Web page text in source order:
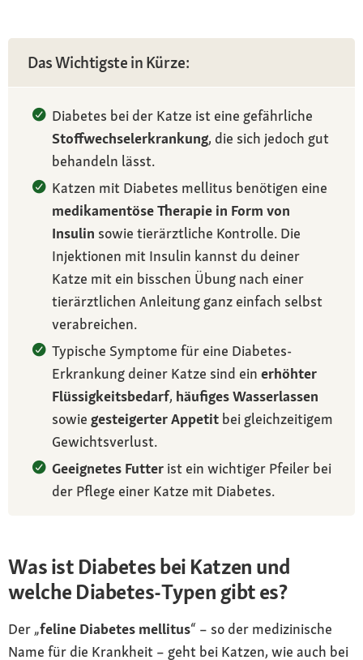
Das Wichtigste in Kürze:
Diabetes bei der Katze ist eine gefährliche
Stoffwechselerkrankung, die sich jedoch gut
behandeln lässt.
Katzen mit Diabetes mellitus benötigen eine
medikamentöse Therapie in Form von
Insulin sowie tierärztliche Kontrolle. Die
Injektionen mit Insulin kannst du deiner
Katze mit ein bisschen Übung nach einer
tierärztlichen Anleitung ganz einfach selbst
verabreichen.
Typische Symptome für eine Diabetes-
Erkrankung deiner Katze sind ein erhöhter
Flüssigkeitsbedarf, häufiges Wasserlassen
sowie gesteigerter Appetit bei gleichzeitigem
Gewichtsverlust.
Geeignetes Futter ist ein wichtiger Pfeiler bei
der Pflege einer Katze mit Diabetes.
Was ist Diabetes bei Katzen und
welche Diabetes-Typen gibt es?
Der „feline Diabetes mellitus“ – so der medizinische
Name für die Krankheit – geht bei Katzen, wie auch bei